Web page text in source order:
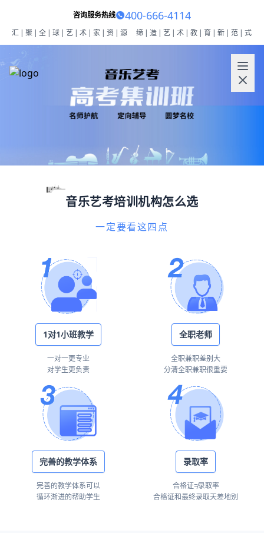
咨询服务热线 400-666-4114
汇|聚|全|球|艺|术|家|资|源 缔|造|艺|术|教|育|新|范|式
音乐艺考培训机构怎么选
一定要看这四点
1对1小班教学
一对一更专业
对学生更负责
全职老师
全职兼职差别大
分清全职兼职很重要
完善的教学体系
完善的教学体系可以
循环渐进的帮助学生
录取率
合格证≠录取率
合格证和最终录取天差地别